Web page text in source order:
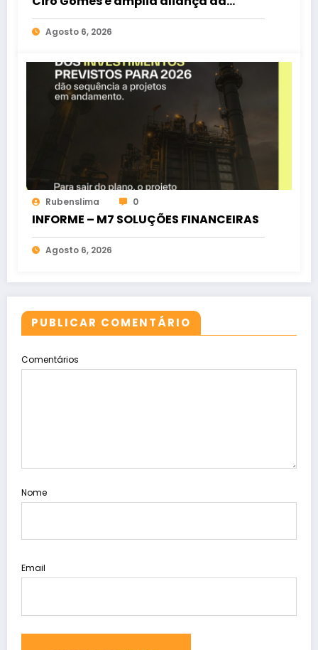
oposição no Ceará
Agosto 6, 2026
Rubenslima 0
INFORME – M7 SOLUÇÕES FINANCEIRAS
Agosto 6, 2026
PUBLICAR COMENTÁRIO
Comentários
Nome
Email